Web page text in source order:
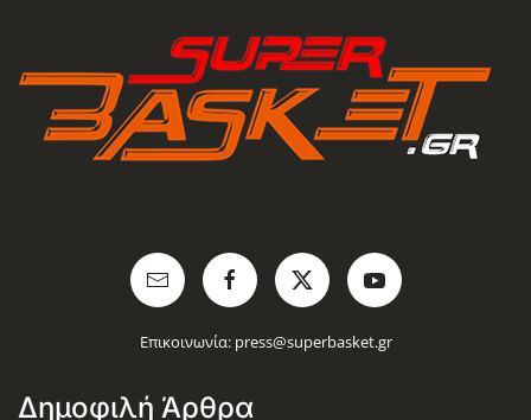
Επικοινωνία: press@superbasket.gr
Δημοφιλή Άρθρα